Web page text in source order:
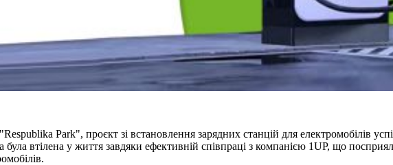
Park", проєкт зі встановлення зарядних станцій для електромобілів
була втілена у життя завдяки ефективній співпраці з компанією 1UP, що